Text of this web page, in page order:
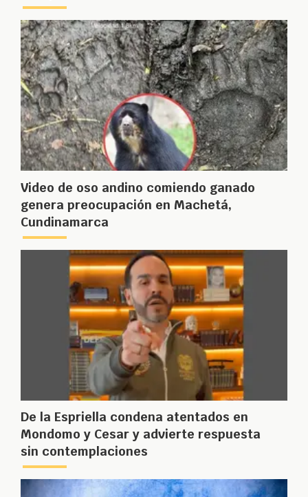
Video de oso andino comiendo ganado
genera preocupación en Machetá,
Cundinamarca
De la Espriella condena atentados en
Mondomo y Cesar y advierte respuesta
sin contemplaciones